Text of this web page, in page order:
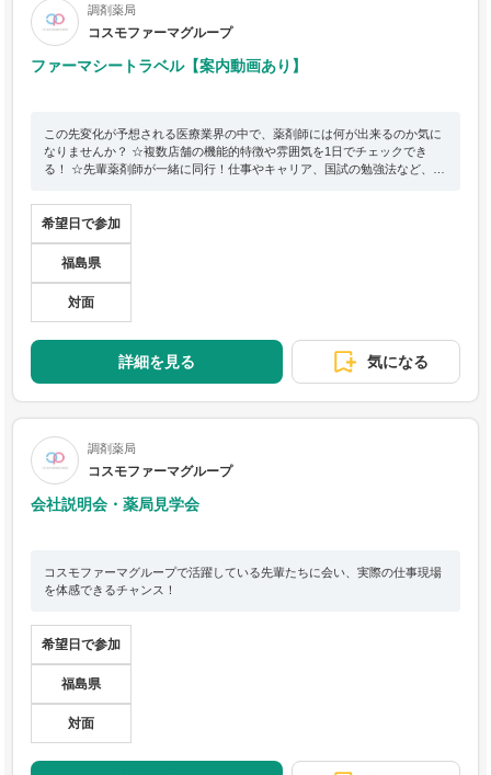
調剤薬局
コスモファーマグループ
ファーマシートラベル【案内動画あり】
この先変化が予想される医療業界の中で、薬剤師には何が出来るのか気に
なりませんか？ ☆複数店舗の機能的特徴や雰囲気を1日でチェックでき
る！ ☆先輩薬剤師が一緒に同行！仕事やキャリア、国試の勉強法など、何
希望日で参加
福島県
対面
詳細を見る 気になる
調剤薬局
コスモファーマグループ
会社説明会・薬局見学会
コスモファーマグループで活躍している先輩たちに会い、実際の仕事現場
を体感できるチャンス！
希望日で参加
福島県
対面